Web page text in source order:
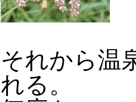
それから温
れる。